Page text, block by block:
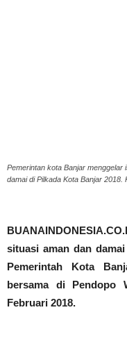
Pemerintan kota Banjar
damai di Pilkada Kota Banjar 2018.
situasi aman dan
Pemerintah Kota
bersama di Pendopo
Februari 2018.